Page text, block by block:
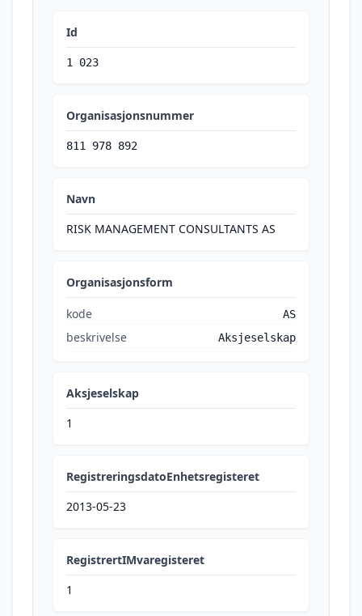
Id
1 023
Organisasjonsnummer
811 978 892
Navn
RISK MANAGEMENT CONSULTANTS AS
Organisasjonsform
kode AS
beskrivelse Aksjeselskap
Aksjeselskap
1
RegistreringsdatoEnhetsregisteret
2013-05-23
RegistrertIMvaregisteret
1